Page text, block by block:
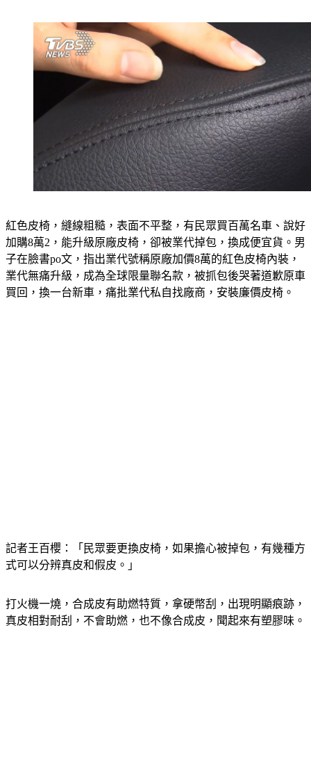
紅色皮椅，縫線粗糙，表面不平整，有民眾買百萬名車、說好
加購8萬2，能升級原廠皮椅，卻被業代掉包，換成便宜貨。男
子在臉書po文，指出業代號稱原廠加價8萬的紅色皮椅內裝，
業代無痛升級，成為全球限量聯名款，被抓包後哭著道歉原車
買回，換一台新車，痛批業代私自找廠商，安裝廉價皮椅。
記者王百櫻：「民眾要更換皮椅，如果擔心被掉包，有幾種方
式可以分辨真皮和假皮。」
打火機一燒，合成皮有助燃特質，拿硬幣刮，出現明顯痕跡，
真皮相對耐刮，不會助燃，也不像合成皮，聞起來有塑膠味。